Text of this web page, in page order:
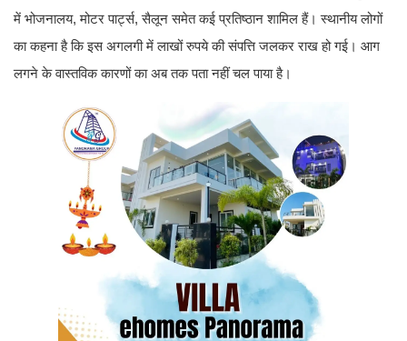
में भोजनालय, मोटर पार्ट्स, सैलून समेत कई प्रतिष्ठान शामिल हैं। स्थानीय लोगों
का कहना है कि इस अगलगी में लाखों रुपये की संपत्ति जलकर राख हो गई। आग
लगने के वास्तविक कारणों का अब तक पता नहीं चल पाया है।